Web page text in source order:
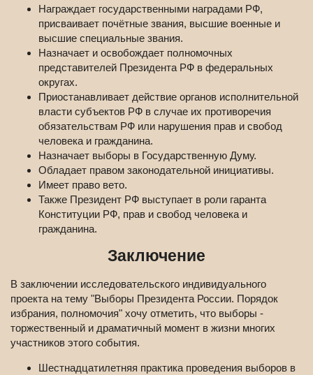
Награждает государственными наградами РФ,
присваивает почётные звания, высшие военные и
высшие специальные звания.
Назначает и освобождает полномочных
представителей Президента РФ в федеральных
округах.
Приостанавливает действие органов исполнительной
власти субъектов РФ в случае их противоречия
обязательствам РФ или нарушения прав и свобод
человека и гражданина.
Назначает выборы в Государственную Думу.
Обладает правом законодательной инициативы.
Имеет право вето.
Также Президент РФ выступает в роли гаранта
Конституции РФ, прав и свобод человека и
гражданина.
Заключение
В заключении исследовательского индивидуального
проекта на тему "Выборы Президента России. Порядок
избрания, полномочия" хочу отметить, что выборы -
торжественный и драматичный момент в жизни многих
участников этого события.
Шестнадцатилетняя практика проведения выборов в